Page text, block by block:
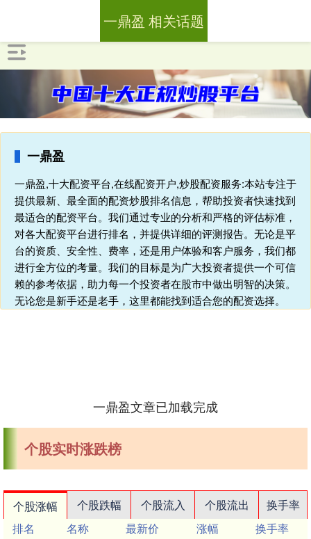
一鼎盈
一鼎盈,十大配资平台,在线配资开户,炒股配资服务:本站专注于
提供最新、最全面的配资炒股排名信息，帮助投资者快速找到
最适合的配资平台。我们通过专业的分析和严格的评估标准，
对各大配资平台进行排名，并提供详细的评测报告。无论是平
台的资质、安全性、费率，还是用户体验和客户服务，我们都
进行全方位的考量。我们的目标是为广大投资者提供一个可信
赖的参考依据，助力每一个投资者在股市中做出明智的决策。
无论您是新手还是老手，这里都能找到适合您的配资选择。
一鼎盈 相关话题
一鼎盈文章已加载完成
个股实时涨跌榜
个股涨幅 个股跌幅 个股流入 个股流出
换手率
排名
名称 最新价 涨幅
换手率